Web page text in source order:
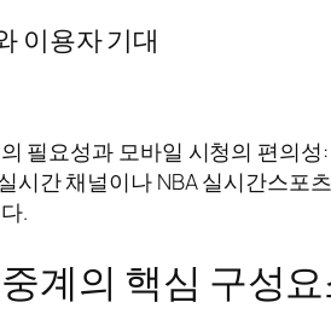
이용자 기대
필요성과 모바일 시청의 편의
시간 채널이나 NBA 실시간스포
.
계의 핵심 구성